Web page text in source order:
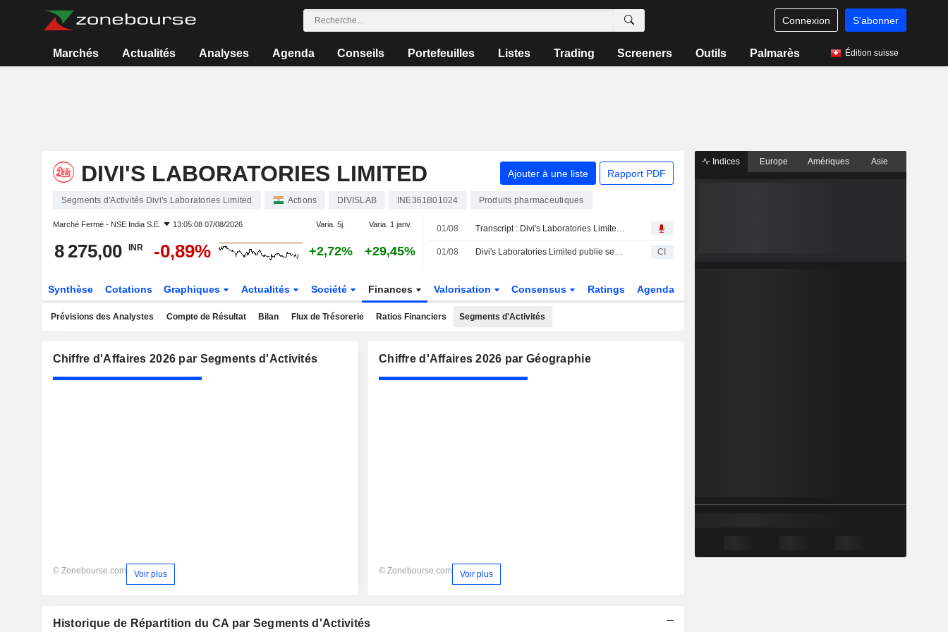
Connexion S'abonner
Marchés Actualités Analyses Agenda Conseils Portefeuilles Listes Trading Screeners Outils Palmarès Édition suisse
DIVI'S LABORATORIES LIMITED Ajouter à une liste Rapport PDF
Segments d'Activités Divi's Laboratories Limited Actions DIVISLAB INE361B01024 Produits pharmaceutiques
Marché Fermé - NSE India S.E. 13:05:08 07/08/2026 Varia. 5j. Varia. 1 janv.
8 275,00 INR -0,89% +2,72% +29,45%
01/08 Transcript : Divi's Laboratories Limited, Q1 2027 Earnings Call, Aug 01, 2026
01/08 Divi's Laboratories Limited publie ses résultats pour le premier trimestre clos le 30 juin 2026 CI
Synthèse Cotations Graphiques Actualités Société Finances Valorisation Consensus Ratings Agenda
Prévisions des Analystes Compte de Résultat Bilan Flux de Trésorerie Ratios Financiers Segments d'Activités
Chiffre d'Affaires 2026 par Segments d'Activités
© Zonebourse.com Voir plus
Chiffre d'Affaires 2026 par Géographie
© Zonebourse.com Voir plus
Historique de Répartition du CA par Segments d'Activités
Indices Europe Amériques Asie